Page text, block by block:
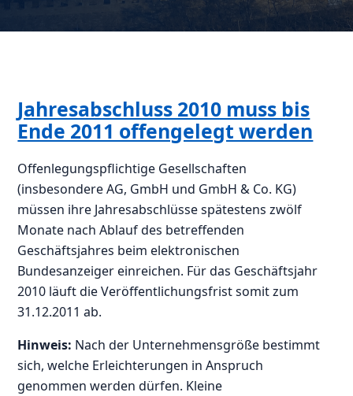
Jahresabschluss 2010 muss bis
Ende 2011 offengelegt werden
Offenlegungspflichtige Gesellschaften
(insbesondere AG, GmbH und GmbH & Co. KG)
müssen ihre Jahresabschlüsse spätestens zwölf
Monate nach Ablauf des betreffenden
Geschäftsjahres beim elektronischen
Bundesanzeiger einreichen. Für das Geschäftsjahr
2010 läuft die Veröffentlichungsfrist somit zum
31.12.2011 ab.
Hinweis: Nach der Unternehmensgröße bestimmt
sich, welche Erleichterungen in Anspruch
genommen werden dürfen. Kleine